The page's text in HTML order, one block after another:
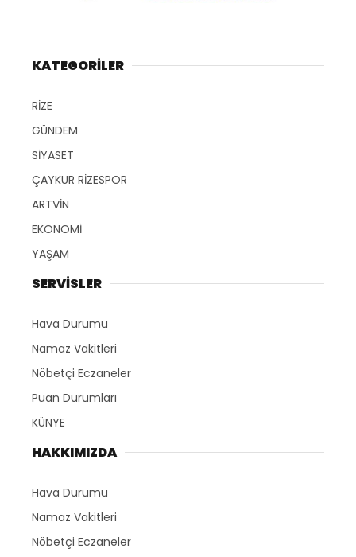
KATEGORİLER
RİZE
GÜNDEM
SİYASET
ÇAYKUR RİZESPOR
ARTVİN
EKONOMİ
YAŞAM
SERVİSLER
Hava Durumu
Namaz Vakitleri
Nöbetçi Eczaneler
Puan Durumları
KÜNYE
HAKKIMIZDA
Hava Durumu
Namaz Vakitleri
Nöbetçi Eczaneler